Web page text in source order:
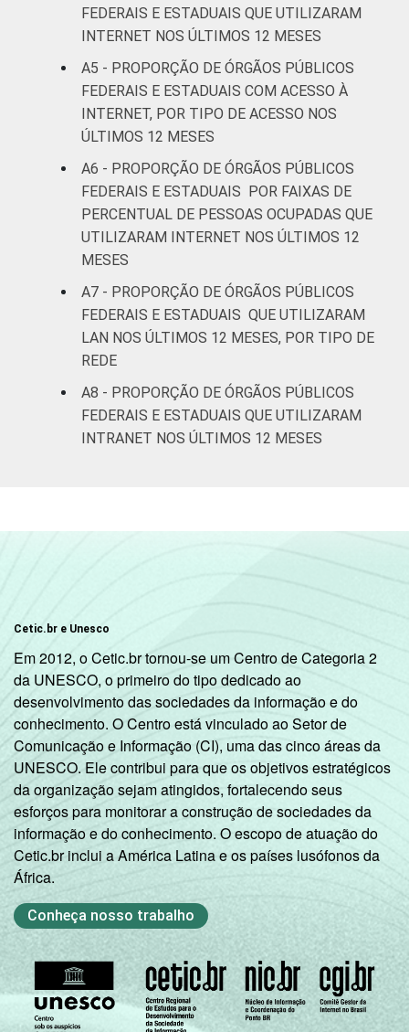
FEDERAIS E ESTADUAIS QUE UTILIZARAM
INTERNET NOS ÚLTIMOS 12 MESES
A5 - PROPORÇÃO DE ÓRGÃOS PÚBLICOS
FEDERAIS E ESTADUAIS COM ACESSO À
INTERNET, POR TIPO DE ACESSO NOS
ÚLTIMOS 12 MESES
A6 - PROPORÇÃO DE ÓRGÃOS PÚBLICOS
FEDERAIS E ESTADUAIS POR FAIXAS DE
PERCENTUAL DE PESSOAS OCUPADAS QUE
UTILIZARAM INTERNET NOS ÚLTIMOS 12
MESES
A7 - PROPORÇÃO DE ÓRGÃOS PÚBLICOS
FEDERAIS E ESTADUAIS QUE UTILIZARAM
LAN NOS ÚLTIMOS 12 MESES, POR TIPO DE
REDE
A8 - PROPORÇÃO DE ÓRGÃOS PÚBLICOS
FEDERAIS E ESTADUAIS QUE UTILIZARAM
INTRANET NOS ÚLTIMOS 12 MESES
Cetic.br e Unesco
Em 2012, o Cetic.br tornou-se um Centro de Categoria 2
da UNESCO, o primeiro do tipo dedicado ao
desenvolvimento das sociedades da informação e do
conhecimento. O Centro está vinculado ao Setor de
Comunicação e Informação (CI), uma das cinco áreas da
UNESCO. Ele contribui para que os objetivos estratégicos
da organização sejam atingidos, fortalecendo seus
esforços para monitorar a construção de sociedades da
informação e do conhecimento. O escopo de atuação do
Cetic.br inclui a América Latina e os países lusófonos da
África.
Conheça nosso trabalho